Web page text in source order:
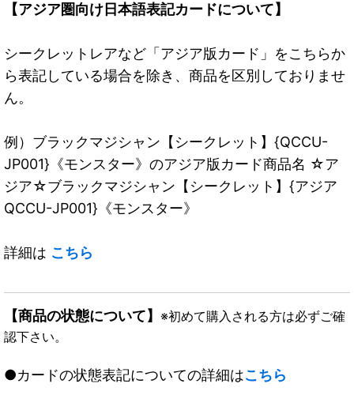
【アジア圏向け日本語表記カードについて】
シークレットレアなど「アジア版カード」をこちらか
ら表記している場合を除き、商品を区別しておりませ
ん。
例）ブラックマジシャン【シークレット】{QCCU-
JP001}《モンスター》のアジア版カード商品名 ☆ア
ジア☆ブラックマジシャン【シークレット】{アジア
QCCU-JP001}《モンスター》
詳細は こちら
【商品の状態について】 ※初めて購入される方は必ずご確
認下さい。
●カードの状態表記についての詳細はこちら